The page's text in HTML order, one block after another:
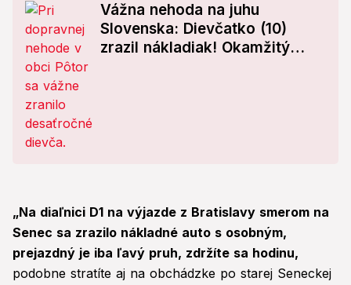
Vážna nehoda na juhu
Slovenska: Dievčatko (10)
zrazil nákladiak! Okamžitý
„Na diaľnici D1 na výjazde z Bratislavy smerom na
Senec sa zrazilo nákladné auto s osobným,
prejazdný je iba ľavý pruh, zdržíte sa hodinu,
podobne stratíte aj na obchádzke po starej Seneckej